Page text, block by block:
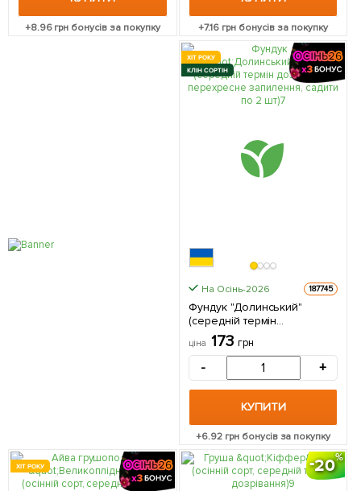
+8.96грн бонусів за покупку +7.16 грн бонусів за покупку
ХІТ РОКУ
КЛІН СОРТІН
На Осінь-2026 187745
Фундук "Долинський"
(середній термін
дозрівання, перехресне
запилення, садити по 2 шт)
1 саджанець в упаковці
ціна 173 грн
- +
КУПИТИ
+6.92грн бонусів за покупку
ХІТ РОКУ 20